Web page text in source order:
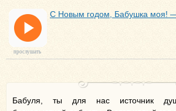
С Новым годом, Бабушка моя!
прослушать
Бабуля, ты для нас источник